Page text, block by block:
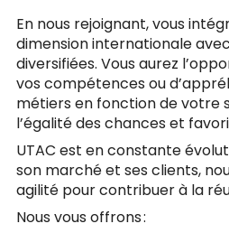
En nous rejoignant, vous
dimension internationale
diversifiées. Vous aurez
vos compétences ou
métiers en fonction de votre
l’égalité des chances et
UTAC est en constante
son marché et ses clients,
agilité pour contribuer à la
Nous vous offrons :